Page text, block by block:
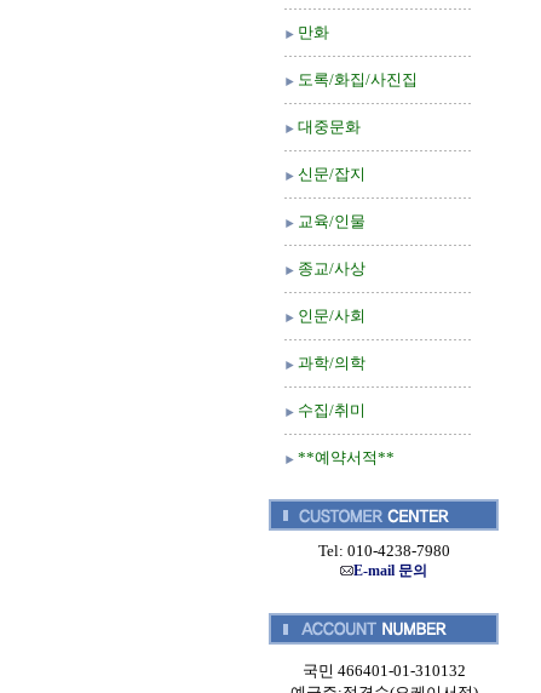
만화
도록/화집/사진집
대중문화
신문/잡지
교육/인물
종교/사상
인문/사회
과학/의학
수집/취미
**예약서적**
Tel: 010-4238-7980
E-mail 문의
국민 466401-01-310132